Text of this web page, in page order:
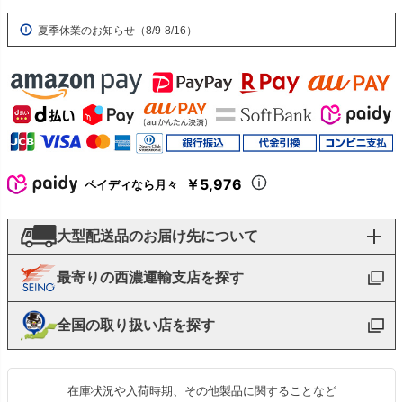
夏季休業のお知らせ（8/9-8/16）
ペイディなら月々 ￥5,976
大型配送品のお届け先について
最寄りの西濃運輸支店を探す
全国の取り扱い店を探す
在庫状況や入荷時期、その他製品に関することなど